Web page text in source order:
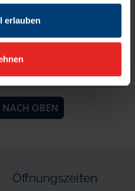
erlauben
NACH OBEN
Öffnungszeiten